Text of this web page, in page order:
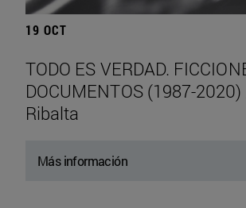
19 OCT
TODO ES VERDAD.
DOCUMENTOS (1987-
Ribalta
Más información